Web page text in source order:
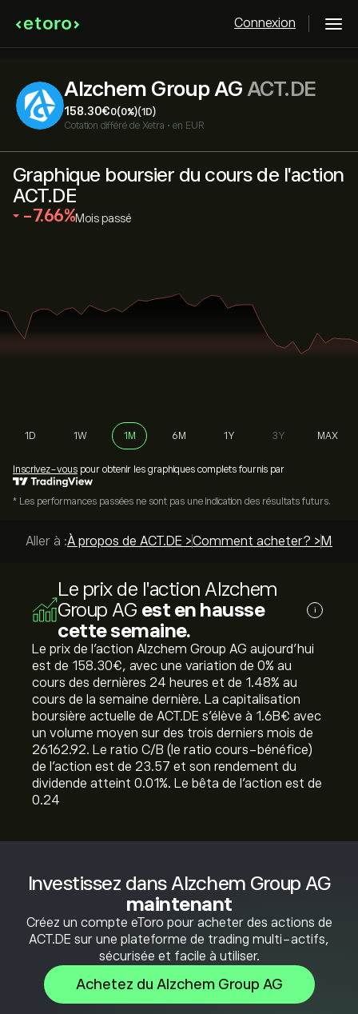
Connexion
Alzchem Group AG ACT.DE
158.30‎€‎0(0%)(1D)
Cotation différé de Xetra • en EUR
Investissez dans Alzchem Group AG
maintenant
Créez un compte eToro pour acheter des actions de
ACT.DE sur une plateforme de trading multi-actifs,
sécurisée et facile à utiliser.
Achetez du Alzchem Group AG
Graphique boursier du cours de l'action
ACT.DE
‎-7.66‎ Mois passé
1D 1W 1M 6M 1Y 3Y MAX
Inscrivez-vous pour obtenir les graphiques complets fournis par
* Les performances passées ne sont pas une indication des résultats futurs.
Aller à :À propos de ACT.DE >Comment acheter? >
Le prix de l'action Alzchem
Group AG est en hausse
cette semaine.
i
Le prix de l'action Alzchem Group AG aujourd'hui
est de 158.30‎€‎, avec une variation de ‎0‎% au
cours des dernières 24 heures et de ‎1.48‎% au
cours de la semaine dernière. La capitalisation
boursière actuelle de ACT.DE s'élève à 1.6B‎€‎ avec
un volume moyen sur des trois derniers mois de
26162.92. Le ratio C/B (le ratio cours-bénéfice)
de l'action est de 23.57 et son rendement du
dividende atteint 0.01%. Le bêta de l'action est de
0.24